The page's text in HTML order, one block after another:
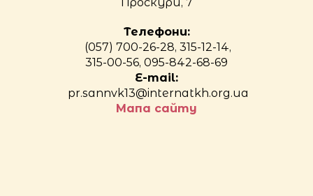
Телефони:
(057) 700-26-28, 315-12-14,
315-00-56, 095-842-68-69
E-mail:
pr.sannvk13@internatkh.org.ua
Мапа сайту